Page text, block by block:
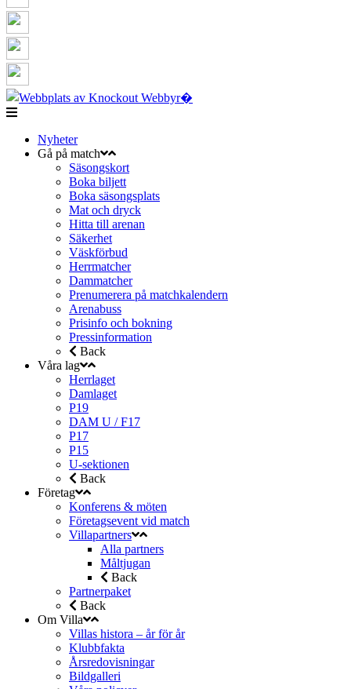
Nyheter
Gå på match
Säsongskort
Boka biljett
Boka säsongsplats
Mat och dryck
Hitta till arenan
Säkerhet
Väskförbud
Herrmatcher
Dammatcher
Prenumerera på matchkalendern
Arenabuss
Prisinfo och bokning
Pressinformation
Back
Våra lag
Herrlaget
Damlaget
P19
DAM U / F17
P17
P15
U-sektionen
Back
Företag
Konferens & möten
Företagsevent vid match
Villapartners
Alla partners
Måltjugan
Back
Partnerpaket
Back
Om Villa
Villas histora – år för år
Klubbfakta
Årsredovisningar
Bildgalleri